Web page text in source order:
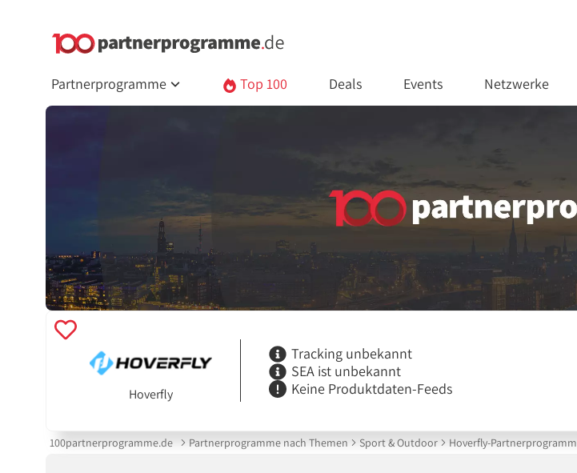
Partnerprogramme Top 100 Deals Events Netzwerke
Hoverfly
Tracking unbekannt
SEA ist unbekannt
Keine Produktdaten-Feeds
100partnerprogramme.de Partnerprogramme nach Themen Sport & Outdoor Hoverfly-Partnerprogramm